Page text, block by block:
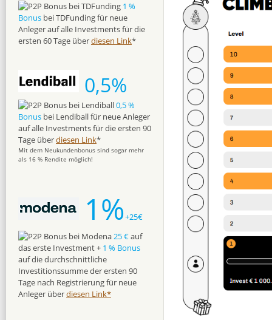
1 %
Bonus bei TDFunding für neue
Anleger auf alle Investments für die
ersten 60 Tage überdiesen Link*
0,5%
0,5 %
Bonus bei Lendiball für neue Anleger
auf alle Investments für die ersten 90
Tage überdiesen Link*
Mit dem Neukundenbonus sind sogar mehr
als 16 % Rendite möglich!
1%+25€
25 €auf
das erste Investment + 1 % Bonus
auf die durchschnittliche
Investitionssumme der ersten 90
Tage nach Registrierung für neue
Anleger überdiesen Link*